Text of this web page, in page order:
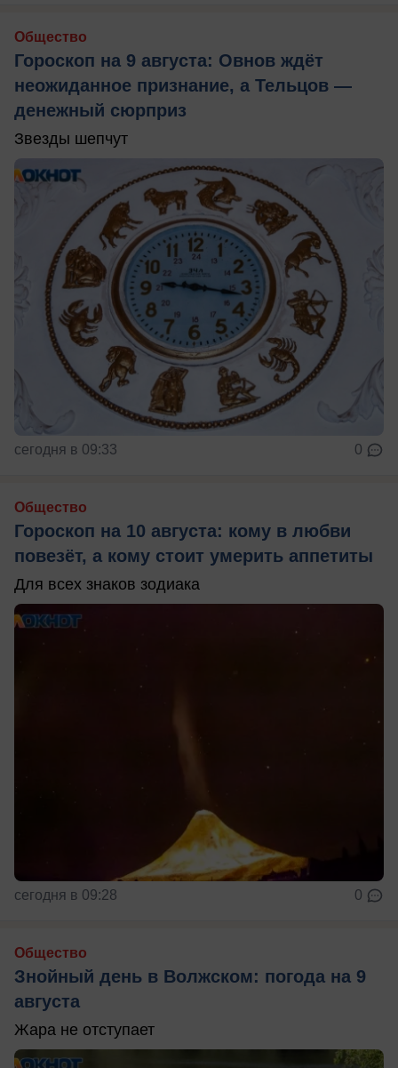
Общество
Гороскоп на 9 августа: Овнов ждёт
неожиданное признание, а Тельцов —
денежный сюрприз
Звезды шепчут
сегодня в 09:33 0
Общество
Гороскоп на 10 августа: кому в любви
повезёт, а кому стоит умерить аппетиты
Для всех знаков зодиака
сегодня в 09:28 0
Общество
Знойный день в Волжском: погода на 9
августа
Жара не отступает